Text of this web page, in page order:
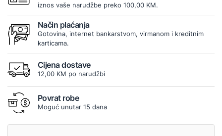
iznos vaše narudžbe preko 100,00 KM.
Način plaćanja
Gotovina, internet bankarstvom, virmanom i kreditnim
karticama.
Cijena dostave
12,00 KM po narudžbi
Povrat robe
Moguć unutar 15 dana